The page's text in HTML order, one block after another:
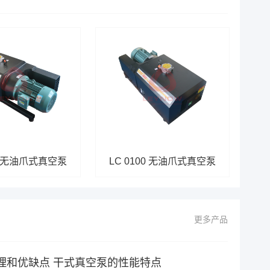
油爪式真空泵 LC 0100 无油爪式真空泵
更多产品
和优缺点 干式真空泵的性能特点